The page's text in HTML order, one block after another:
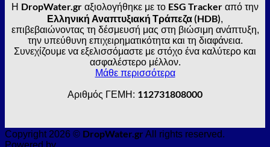
Η DropWater.gr αξιολογήθηκε με το ESG Tracker από την
Ελληνική Αναπτυξιακή Τράπεζα (HDB),
επιβεβαιώνοντας τη δέσμευσή μας στη βιώσιμη ανάπτυξη,
την υπεύθυνη επιχειρηματικότητα και τη διαφάνεια.
Συνεχίζουμε να εξελισσόμαστε με στόχο ένα καλύτερο και
ασφαλέστερο μέλλον.
Μάθε περισσότερα
Αριθμός ΓΕΜΗ: 112731808000
Copyright 2026 © DropWater.gr All rights reserved.